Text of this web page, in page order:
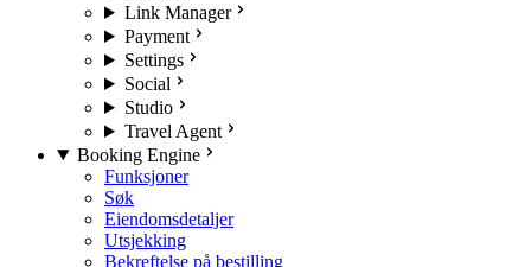
Link Manager
Payment
Settings
Social
Studio
Travel Agent
Booking Engine
Funksjoner
Søk
Eiendomsdetaljer
Utsjekking
Bekreftelse på bestilling